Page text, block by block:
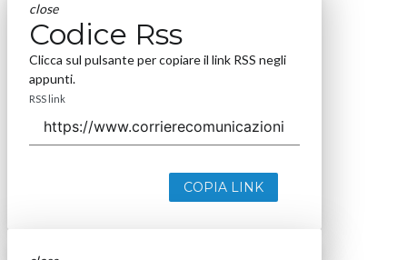
close
Codice Rss
Clicca sul pulsante per copiare il link RSS negli
appunti.
RSS link
COPIA LINK